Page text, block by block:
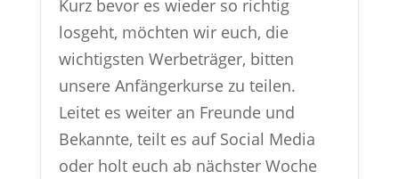
Kurz bevor es wieder so richtig
losgeht, möchten wir euch, die
wichtigsten Werbeträger, bitten
unsere Anfängerkurse zu teilen.
Leitet es weiter an Freunde und
Bekannte, teilt es auf Social Media
oder holt euch ab nächster Woche